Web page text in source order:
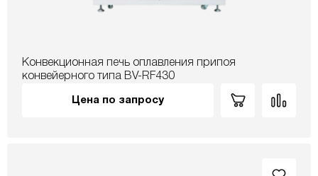
Конвекционная печь оплавления припоя
конвейерного типа BV-RF430
Цена по запросу